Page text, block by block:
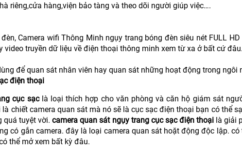
riêng,cửa hàng,viện bảo tàng và theo dõi người giúp việc….
Camera wifi Thông Minh ngụy trang bóng đèn siêu nét FULL
video truyền dữ liệu về điện thoại thông minh xem từ xa ở bất cứ đâu.
để quan sát nhân viên hay quan sát những hoạt động trong ngôi
điện thoại
cục sạclà loại thích hợp cho văn phòng và căn hộ giám sát
chiết camera quan sát mà nó sẽ là cục sạc điện thoại bạn có thể
quá tuyệt vời.camera quan sát ngụy trang cục sạc điện thoại là giải
có gắn camera. đây là loại camera quan sát hoặt động độc lập.
thể mở xem bất kỳ đâu.